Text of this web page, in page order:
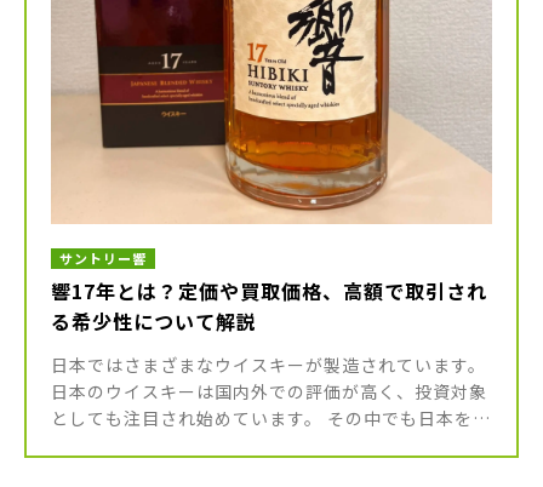
サントリー響
響17年とは？定価や買取価格、高額で取引され
る希少性について解説
日本ではさまざまなウイスキーが製造されています。
日本のウイスキーは国内外での評価が高く、投資対象
としても注目され始めています。 その中でも日本を代